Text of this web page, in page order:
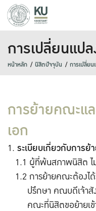
การเปลี่ยนแป
หน้าหลัก นิสิตปัจจุบัน การเปลี่ยน
การย้ายคณะแล
เอก
ระเบียบเกี่ยวกับการ
ผู้ที่พ้นสภาพนิสิต
การย้ายคณะต้องไ
ปรึกษา คณบดีเจ้าสั
คณะที่นิสิตขอย้ายเ